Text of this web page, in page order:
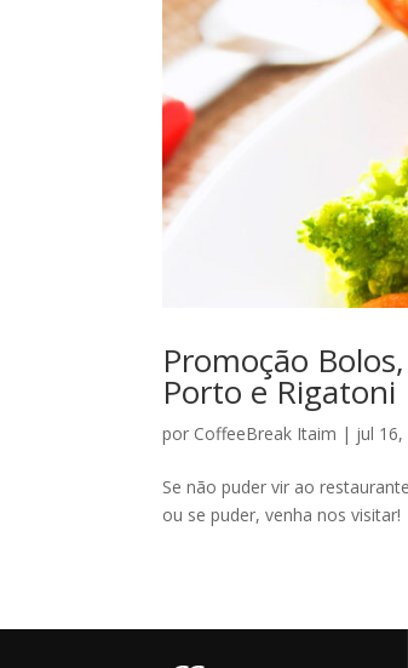
Promoção
Porto e Rigatoni
por CoffeeBreak Itaim | jul 16,
Se não puder vir ao
ou se puder, venha nos visitar!